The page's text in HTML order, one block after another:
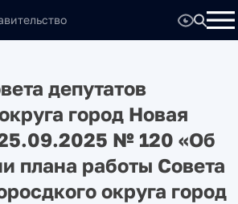
депутатов
город Новая
№ 120 «Об
плана работы Совета
округа город